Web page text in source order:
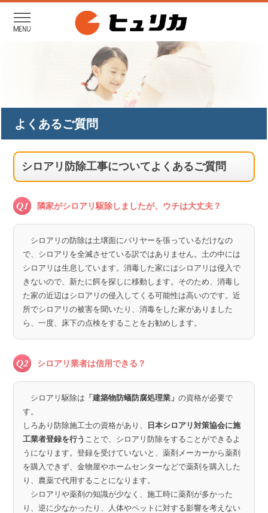
よくあるご質問
シロアリ防除工事についてよくあるご質問
隣家がシロアリ駆除しましたが、ウチは大丈夫？
シロアリの防除は土壌面にバリヤーを張っているだけなの
で、シロアリを全滅させている訳ではありません。土の中には
シロアリは生息しています。消毒した家にはシロアリは侵入で
きないので、新たに餌を探しに移動します。そのため、消毒し
た家の近辺はシロアリの侵入してくる可能性は高いのです。近
所でシロアリの被害を聞いたり、消毒をした家がありました
ら、一度、床下の点検をすることをお勧めします。
シロアリ業者は信用できる？
シロアリ駆除は 「建築物防蟻防腐処理業」の資格が必要で
す。
しろあり防除施工士の資格があり、
日本シロアリ対策協会に施
工業者登録を行う ことで、シロアリ防除をすることができるよ
うになります。登録を受けていないと、薬剤メーカーから薬剤
を購入できず、金物屋やホームセンターなどで薬剤を購入した
り、農薬で代用することになります。
シロアリや薬剤の知識が少なく、施工時に薬剤が多かった
り、逆に少なかったり、人体やペットに対する影響を考えない